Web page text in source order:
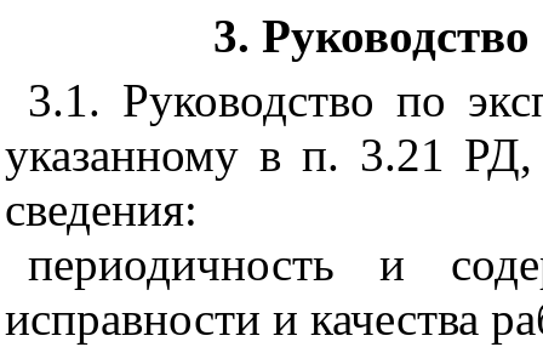
3.
3.1. Руководство по
указанному в п. 3.21
сведения:
периодичность и
исправности и качества